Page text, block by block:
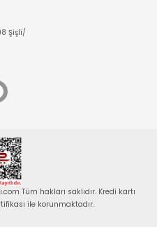
Şişli/
Tüm hakları saklıdır. Kredi kartı
ile korunmaktadır.